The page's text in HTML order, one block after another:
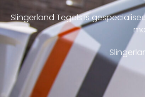
Slingerland Tegels is